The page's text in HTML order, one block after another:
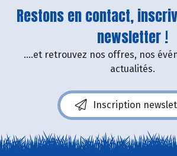
Restons en contact,
newsletter !
....et retrouvez nos offres, nos
actualités.
Inscription